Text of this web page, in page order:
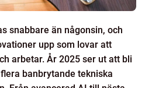
snabbare än någonsin, och
upp som lovar att
arbetar. År 2025 ser ut att bli
banbrytande tekniska